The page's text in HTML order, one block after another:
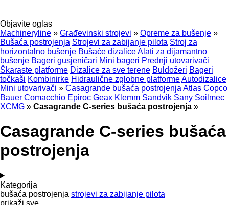
Objavite oglas
Machineryline » Građevinski strojevi » Opreme za bušenje »
Bušaća postrojenja Strojevi za zabijanje pilota Stroj za
horizontalno bušenje Bušaće dizaliceAlati za dijamantno
bušenje Bageri gusjeničari Mini bageri Prednji utovarivači
Škaraste platforme Dizalice za sve terene Buldožeri Bageri
točkaši Kombinirke Hidraulične zglobne platformeAutodizalice
Mini utovarivači » Casagrande bušaća postrojenja Atlas Copco
Bauer Comacchio Epiroc Geax Klemm Sandvik Sany Soilmec
XCMG » Casagrande C-series bušaća postrojenja »
Casagrande C-series bušaća
postrojenja
Kategorija
bušaća postrojenja strojevi za zabijanje pilota
prikaži sve